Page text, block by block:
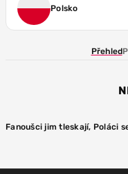
Polsko
Přehled
Fanoušci jim tleskají, Poláci